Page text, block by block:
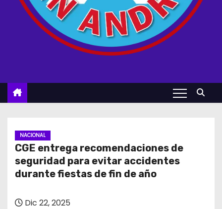
NACIONAL
CGE entrega recomendaciones de
seguridad para evitar accidentes
durante fiestas de fin de año
Dic 22, 2025